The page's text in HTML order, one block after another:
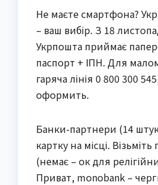
Не маєте смартфона?
– ваш вибір. З 18
Укрпошта приймає
паспорт + ІПН. Для
гаряча лінія 0 800 300
оформить.
Банки-партнери (14
картку на місці.
(немає – ок для
Приват, monobank –